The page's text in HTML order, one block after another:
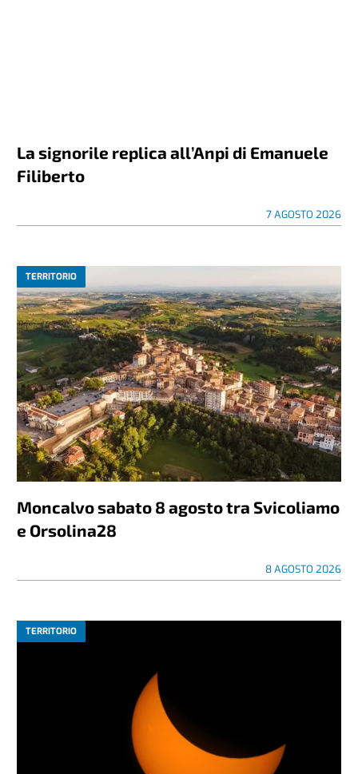
La signorile replica all’Anpi di Emanuele
Filiberto
7 AGOSTO 2026
TERRITORIO
Moncalvo sabato 8 agosto tra Svicoliamo
e Orsolina28
8 AGOSTO 2026
TERRITORIO